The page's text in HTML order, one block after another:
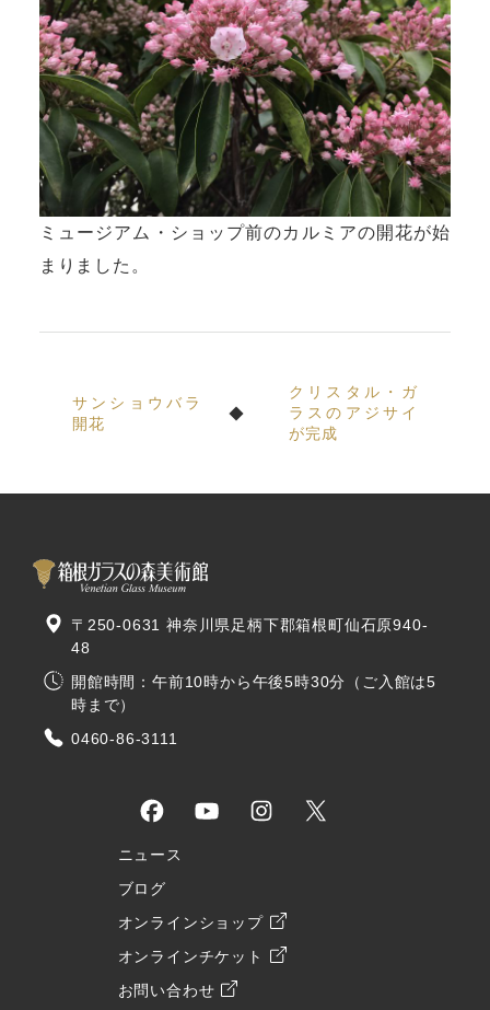
ミュージアム・ショップ前のカルミアの開花が始
まりました。
サンショウバラ
開花
クリスタル・ガ
ラスのアジサイ
が完成
ニュース
ブログ
オンラインショップ
オンラインチケット
お問い合わせ
〒250-0631 神奈川県足柄下郡箱根町仙石原940-
48
開館時間：午前10時から午後5時30分（ご入館は5
時まで）
0460-86-3111